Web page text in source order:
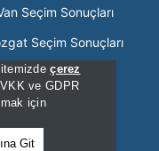
çerez
ve GDPR
için
Git
Seçim Sonuçları
Seçim Sonuçları
- .2